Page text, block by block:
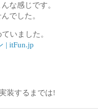
な感じです。
でした。
いました。
| itFun.jp
装するまでは!